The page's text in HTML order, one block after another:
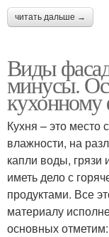
читать дальше →
Виды
минусы.
кухонному
Кухня – это
влажности, на
капли воды, грязи
иметь дело с
продуктами. Все
материалу
основных отметим: